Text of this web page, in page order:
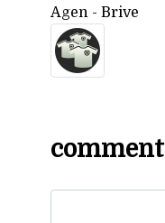
Agen - Brive